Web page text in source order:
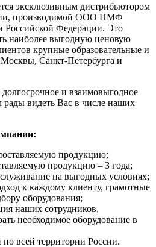
эксклюзивным дистрибьютором
производимой ООО НМФ
Российской Федерации. Это
наиболее выгодную ценовую
крупные образовательные и
Санкт-Петербурга и
долгосрочное и взаимовыгодное
рады видеть Вас в числе наших
продукцию;
продукцию – 3 года;
на выгодных условиях;
к каждому клиенту, грамотные
оборудования;
наших сотрудников,
необходимое оборудование в
всей территории России.